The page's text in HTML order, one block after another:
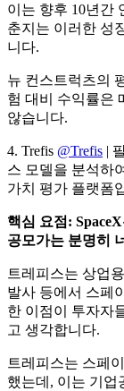
이는 향후 10년간
춘지는 이러한 성
니다.
뉴 컨스트럭츠의
험 대비 수익률은
않습니다.
4. Trefis @Trefis |
스 모델을 분석하
가치 평가 플랫폼
핵심 요점:
공모가는 분명히
트레피스는 상업
발사 등에서 스페
한 이점이 투자자
고 생각합니다.
트레피스는 스페
했는데, 이는 기업